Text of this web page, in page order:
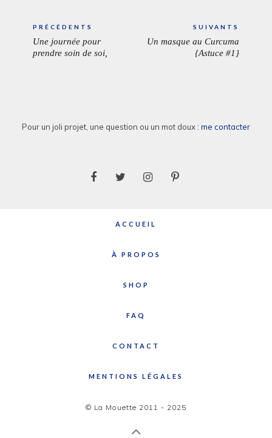
Navigation
de
l’article
PRÉCÉDENTS
ARTICLE
Une journée pour
prendre soin de soi,
SUIVANTS
Un masque au Curcuma
{Astuce #1}
Pour un joli projet, une question ou un mot doux : me contacter
ACCUEIL
À PROPOS
SHOP
FAQ
CONTACT
MENTIONS LÉGALES
© La Mouette 2011 - 2025